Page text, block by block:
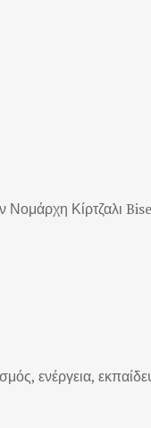
Κίρτζαλι
ενέργεια,